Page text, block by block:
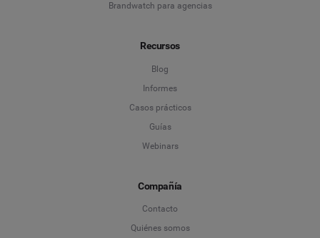
Brandwatch para agencias
Recursos
Blog
Informes
Casos prácticos
Guías
Webinars
Compañía
Contacto
Quiénes somos